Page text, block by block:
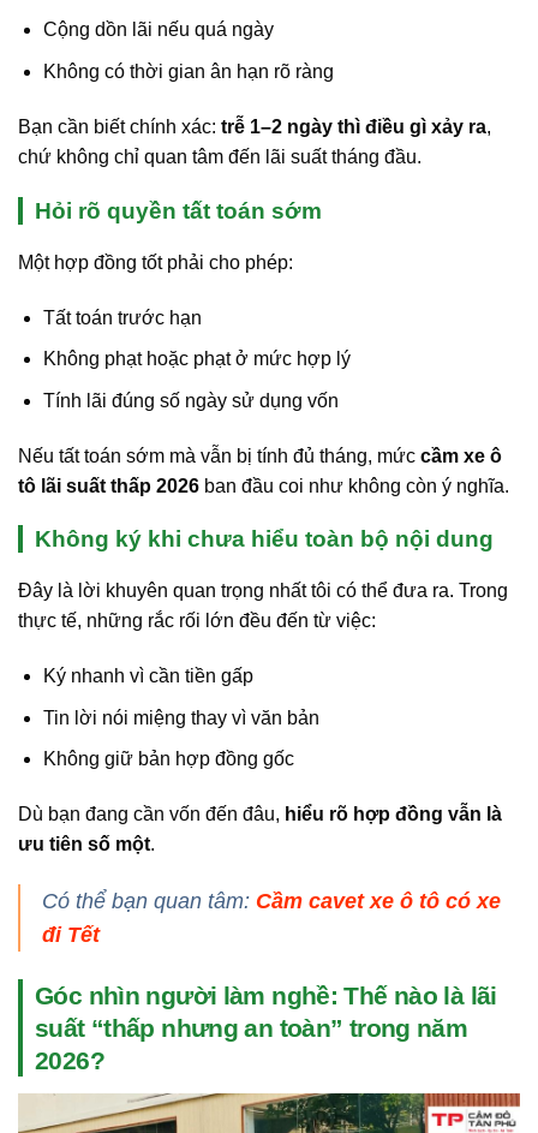
Cộng dồn lãi nếu quá ngày
Không có thời gian ân hạn rõ ràng
Bạn cần biết chính xác: trễ 1–2 ngày thì điều gì xảy ra,
chứ không chỉ quan tâm đến lãi suất tháng đầu.
Hỏi rõ quyền tất toán sớm
Một hợp đồng tốt phải cho phép:
Tất toán trước hạn
Không phạt hoặc phạt ở mức hợp lý
Tính lãi đúng số ngày sử dụng vốn
Nếu tất toán sớm mà vẫn bị tính đủ tháng, mức cầm xe ô
tô lãi suất thấp 2026 ban đầu coi như không còn ý nghĩa.
Không ký khi chưa hiểu toàn bộ nội dung
Đây là lời khuyên quan trọng nhất tôi có thể đưa ra. Trong
thực tế, những rắc rối lớn đều đến từ việc:
Ký nhanh vì cần tiền gấp
Tin lời nói miệng thay vì văn bản
Không giữ bản hợp đồng gốc
Dù bạn đang cần vốn đến đâu, hiểu rõ hợp đồng vẫn là
ưu tiên số một.
Có thể bạn quan tâm: Cầm cavet xe ô tô có xe
đi Tết
Góc nhìn người làm nghề: Thế nào là lãi
suất “thấp nhưng an toàn” trong năm
2026?